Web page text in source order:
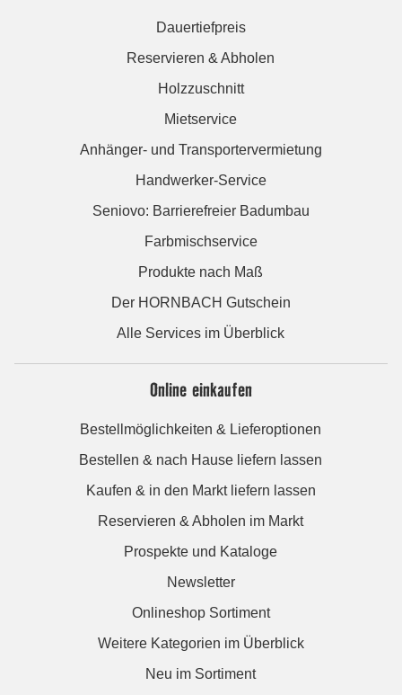
Dauertiefpreis
Reservieren & Abholen
Holzzuschnitt
Mietservice
Anhänger- und Transportervermietung
Handwerker-Service
Seniovo: Barrierefreier Badumbau
Farbmischservice
Produkte nach Maß
Der HORNBACH Gutschein
Alle Services im Überblick
Online einkaufen
Bestellmöglichkeiten & Lieferoptionen
Bestellen & nach Hause liefern lassen
Kaufen & in den Markt liefern lassen
Reservieren & Abholen im Markt
Prospekte und Kataloge
Newsletter
Onlineshop Sortiment
Weitere Kategorien im Überblick
Neu im Sortiment